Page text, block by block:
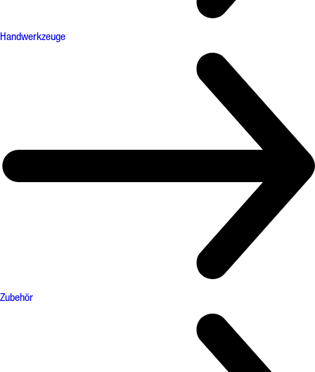
Handwerkzeuge
Zubehör